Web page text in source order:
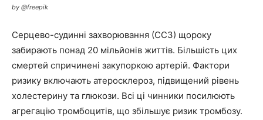
by @freepik
Серцево-судинні захворювання (ССЗ) щороку
забирають понад 20 мільйонів життів. Більшість цих
смертей спричинені закупоркою артерій. Фактори
ризику включають атеросклероз, підвищений рівень
холестерину та глюкози. Всі ці чинники посилюють
агрегацію тромбоцитів, що збільшує ризик тромбозу.